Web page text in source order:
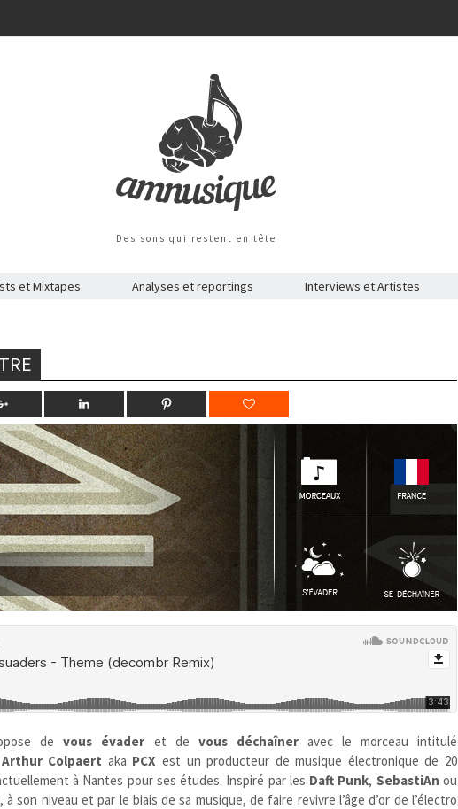
Des sons qui restent en tête
et Mixtapes Analyses et reportings Interviews et Artistes
devous évader et de vous déchaîneravec le morceau intitulé
Arthur Colpaert aka PCX est un producteur de musique électronique de 20
à Nantes pour ses études. Inspiré par les Daft Punk, SebastiAn ou
à son niveau et par le biais de sa musique, de faire revivre l’âge d’or de l’électro